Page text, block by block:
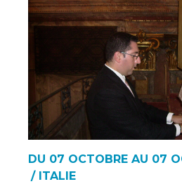
DU 07 OCTOBRE AU 07
/ ITALIE